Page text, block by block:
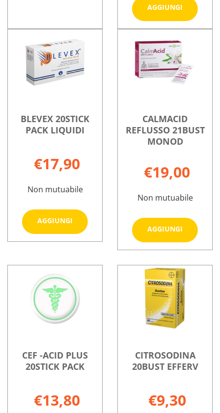
12BUST non
è
disponibile
su ANAKETON
12BUST
AGGIUNGI
Aggiungi
300G al
su
SODIOZERO
300G
BLEVEX 20STICK
PACK LIQUIDI
€17,90
Non mutuabile
AGGIUNGI
Aggiungi BLEVEX
20STICK
PACK
carrello
20STICK
PACK
LIQUIDI
CALMACID
REFLUSSO 21BUST
MONOD
€19,00
Non mutuabile
AGGIUNGI
Aggiungi
REFLUSSO
21BUST
carrello
su CALMACID
REFLUSSO
21BUST
MONOD
CEF -ACID PLUS
20STICK PACK
€13,80
CITROSODINA
20BUST EFFERV
€9,30